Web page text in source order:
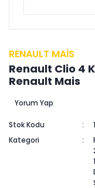
RENAULT MAİS
Renault Clio 4
Renault Mais
Yorum Yap
Stok Kodu
Kategori